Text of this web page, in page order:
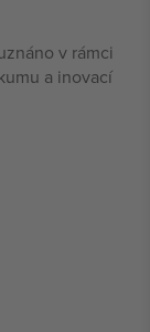
v rámci
a inovací